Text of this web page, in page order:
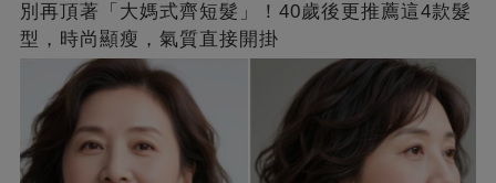
別再頂著「大媽式齊短髮」！40歲後更推薦這4款髮
型，時尚顯瘦，氣質直接開掛